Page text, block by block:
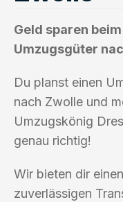
Geld sparen
Umzugsgüter
Du planst einen
nach Zwolle und
Umzugskönig
genau richtig!
Wir bieten dir
zuverlässigen